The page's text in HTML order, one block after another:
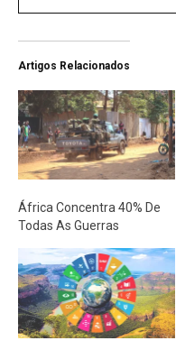
Artigos Relacionados
África Concentra 40% De
Todas As Guerras